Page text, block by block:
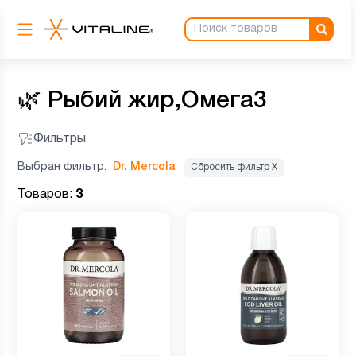
🌿 Рыбий жир,Омега3
Фильтры
Выбран фильтр: Dr. Mercola Сбросить фильтр Х
Товаров: 3